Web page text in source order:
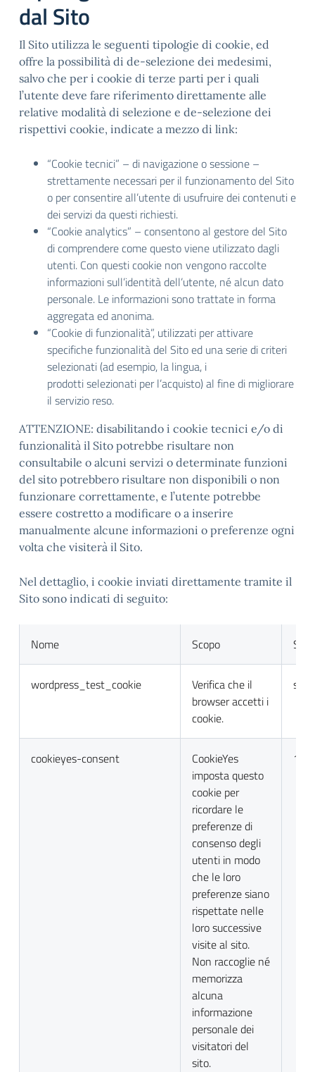
dal Sito
Il Sito utilizza le seguenti tipologie di cookie, ed
offre la possibilità di de-selezione dei medesimi,
salvo che per i cookie di terze parti per i quali
l’utente deve fare riferimento direttamente alle
relative modalità di selezione e de-selezione dei
rispettivi cookie, indicate a mezzo di link:
“Cookie tecnici” – di navigazione o sessione –
strettamente necessari per il funzionamento del Sito
o per consentire all’utente di usufruire dei contenuti e
dei servizi da questi richiesti.
“Cookie analytics” – consentono al gestore del Sito
di comprendere come questo viene utilizzato dagli
utenti. Con questi cookie non vengono raccolte
informazioni sull’identità dell’utente, né alcun dato
personale. Le informazioni sono trattate in forma
aggregata ed anonima.
“Cookie di funzionalità”, utilizzati per attivare
specifiche funzionalità del Sito ed una serie di criteri
selezionati (ad esempio, la lingua, i
prodotti selezionati per l’acquisto) al fine di migliorare
il servizio reso.
ATTENZIONE: disabilitando i cookie tecnici e/o di
funzionalità il Sito potrebbe risultare non
consultabile o alcuni servizi o determinate funzioni
del sito potrebbero risultare non disponibili o non
funzionare correttamente, e l’utente potrebbe
essere costretto a modificare o a inserire
manualmente alcune informazioni o preferenze ogni
volta che visiterà il Sito.
Nel dettaglio, i cookie inviati direttamente tramite il
Sito sono indicati di seguito:
Nome Scopo
wordpress_test_cookie
Verifica che il
browser accetti i
cookie.
cookieyes-consent
CookieYes
imposta questo
cookie per
ricordare le
preferenze di
consenso degli
utenti in modo
che le loro
preferenze siano
rispettate nelle
loro successive
visite al sito.
Non raccoglie né
memorizza
alcuna
informazione
personale dei
visitatori del
sito.
1